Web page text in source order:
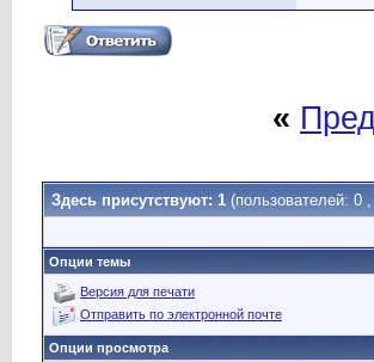
«
Здесь присутствуют: 1 (пользователей: 0 ,
Опции темы
Версия для печати
Отправить по электронной почте
Опции просмотра